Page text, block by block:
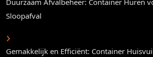
Duurzaam Afvalbeheer: Container Huren
Sloopafval
Gemakkelijk en Efficiënt: Container